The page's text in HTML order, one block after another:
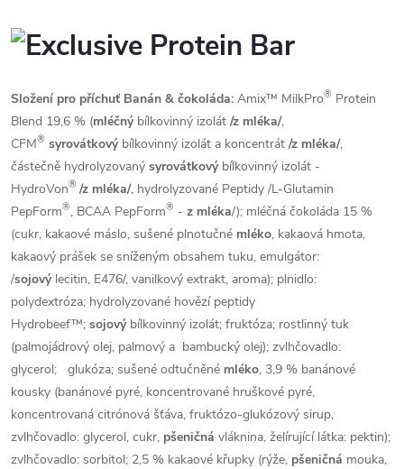
Složení pro příchuť Banán & čokoláda: Amix™ MilkPro® Protein
Blend 19,6 % (mléčnýbílkovinný izolát /z mléka/,
CFM® syrovátkovýbílkovinný izolát a koncentrát /z mléka/,
částečně hydrolyzovaný syrovátkovýbílkovinný izolát -
HydroVon® /z mléka/, hydrolyzované Peptidy /L-Glutamin
PepForm®, BCAA PepForm® - z mléka/); mléčná čokoláda 15 %
(cukr, kakaové máslo, sušené plnotučné mléko, kakaová hmota,
kakaový prášek se sníženým obsahem tuku, emulgátor:
/sojový lecitin, E476/, vanilkový extrakt, aroma); plnidlo:
polydextróza; hydrolyzované hovězí peptidy
Hydrobeef™; sojovýbílkovinný izolát; fruktóza; rostlinný tuk
(palmojádrový olej, palmový a bambucký olej); zvlhčovadlo:
glycerol;
glukóza; sušené odtučněné mléko, 3,9 % banánové
kousky (banánové pyré, koncentrované hruškové pyré,
koncentrovaná citrónová šťáva, fruktózo-glukózový sirup,
zvlhčovadlo: glycerol, cukr, pšeničná vláknina, želírující látka: pektin);
zvlhčovadlo: sorbitol; 2,5 % kakaové křupky (rýže, pšeničná mouka,